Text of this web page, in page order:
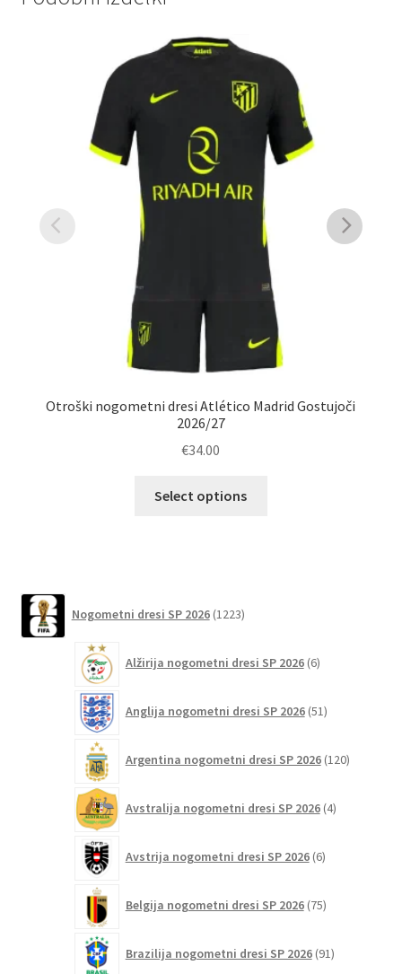
Otroški nogometni dresi Atlético Madrid Gostujoči
2026/27
€34.00
Select options
na
izdelka
Nogometni dresi SP 2026 1223izdelkov
Alžirija nogometni dresi SP 2026 6izdelkov
Anglija nogometni dresi SP 2026 51izdelkov
Argentina nogometni dresi SP 2026 120izdelkov
Avstralija nogometni dresi SP 2026 4izdelki
Avstrija nogometni dresi SP 2026 6izdelkov
Belgija nogometni dresi SP 2026 75izdelkov
Brazilija nogometni dresi SP 2026 91izdelkov